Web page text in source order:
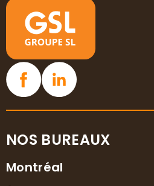
NOS BUREAUX
Montréal